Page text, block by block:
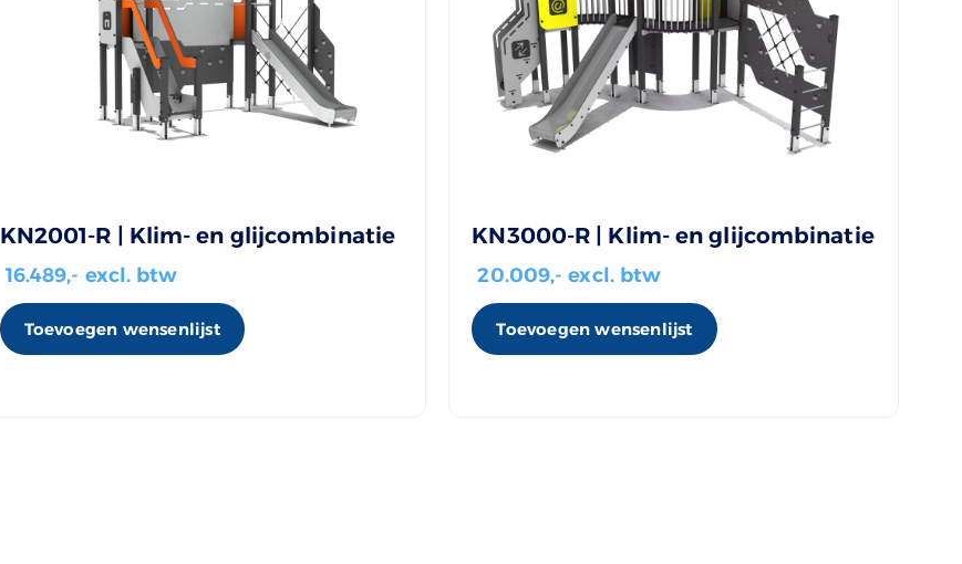
KN2001-R | Klim- en glijcombinatie
16.489,- excl. btw
Toevoegen wensenlijst
KN3000-R | Klim- en glijcombinatie
20.009,- excl. btw
Toevoegen wensenlijst